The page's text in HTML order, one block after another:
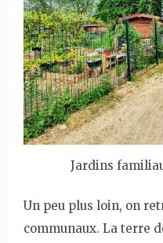
Jardins
Un peu plus loin, on
communaux. La terre